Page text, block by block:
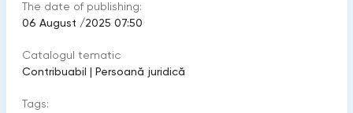
The date of publishing:
06 August /2025 07:50
Catalogul tematic
Contribuabil | Persoană juridică
Tags: